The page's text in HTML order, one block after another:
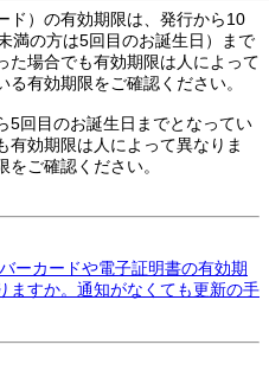
ド）の有効期限は、発行から10
満の方は5回目のお誕生日）まで
た場合でも有効期限は人によって
有効期限をご確認ください。
5回目のお誕生日までとなってい
有効期限は人によって異なりま
ご確認ください。
ーカードや電子証明書の有効期
ますか。通知がなくても更新の手